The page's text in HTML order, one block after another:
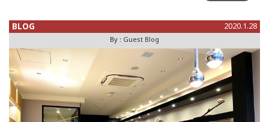
BLOG 2020.1.28
By : Guest Blog